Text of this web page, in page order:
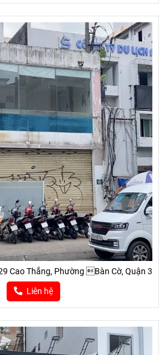
Cao Thắng, Phường Bàn Cờ, Quận 3
Liên hệ